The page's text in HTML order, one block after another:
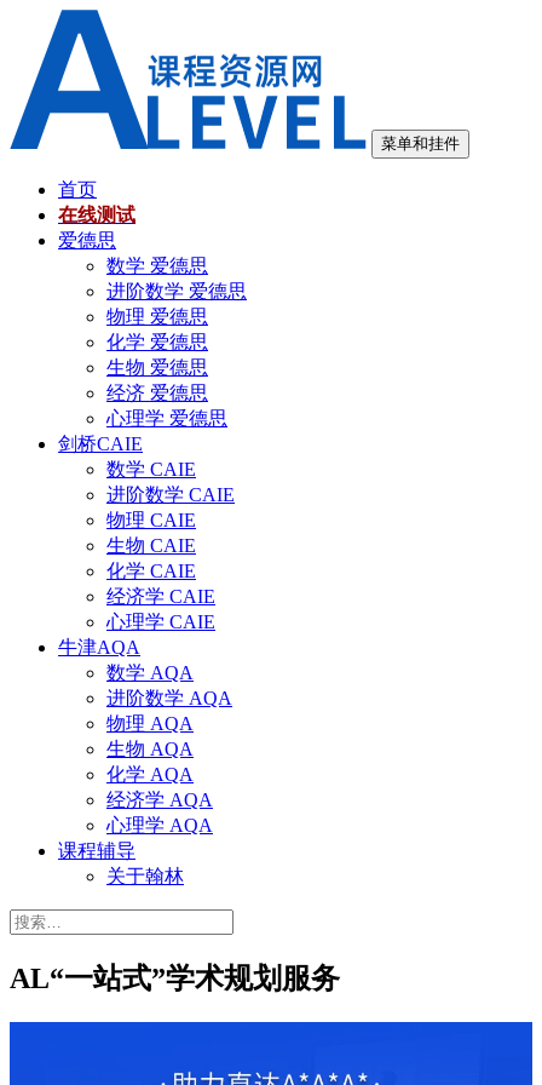
菜单和挂件
首页
在线测试
爱德思
数学 爱德思
进阶数学 爱德思
物理 爱德思
化学 爱德思
生物 爱德思
经济 爱德思
心理学 爱德思
剑桥CAIE
数学 CAIE
进阶数学 CAIE
物理 CAIE
生物 CAIE
化学 CAIE
经济学 CAIE
心理学 CAIE
牛津AQA
数学 AQA
进阶数学 AQA
物理 AQA
生物 AQA
化学 AQA
经济学 AQA
心理学 AQA
课程辅导
关于翰林
搜
AL“一站式”学术规划服务